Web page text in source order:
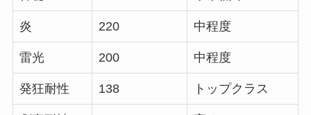
炎 220 中程度
雷光 200 中程度
発狂耐性 138 トップクラス